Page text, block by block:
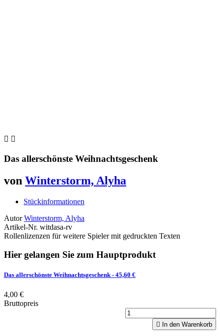
 
Das allerschönste Weihnachtsgeschenk
von Winterstorm, Alyha
Stückinformationen
Autor Winterstorm, Alyha
Artikel-Nr. witdasa-rv
Rollenlizenzen für weitere Spieler mit gedruckten Texten
Hier gelangen Sie zum Hauptprodukt
Das allerschönste Weihnachtsgeschenk- 45,60 €
4,00 €
Bruttopreis
 In den Warenkorb